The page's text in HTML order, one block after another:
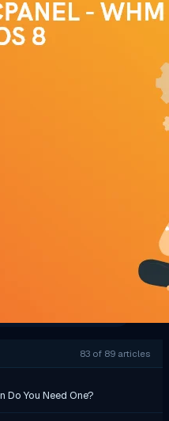
83 of 89 articles
Do You Need One?